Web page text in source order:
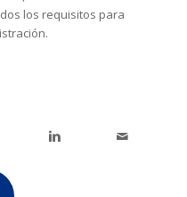
los requisitos para